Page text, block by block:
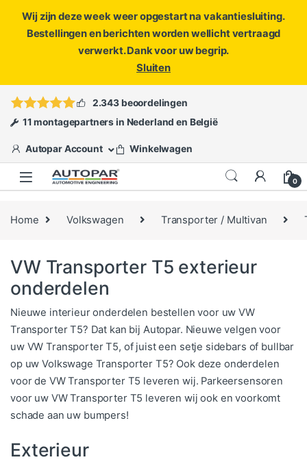
Wij zijn deze week weer opgestart na vakantiesluiting.
Bestellingen en berichten worden wellicht vertraagd
verwerkt. Dank voor uw begrip.
Sluiten
ofopen een ticket
2.343 beoordelingen
11 montagepartners in Nederland en België
Autopar Account Winkelwagen
0
Home Volkswagen Transporter / Multivan
VW Transporter T5 exterieur
onderdelen
Nieuwe interieur onderdelen bestellen voor uw VW
Transporter T5? Dat kan bij Autopar. Nieuwe velgen voor
uw VW Transporter T5, of juist een setje sidebars of bullbar
op uw Volkswage Transporter T5? Ook deze onderdelen
voor de VW Transporter T5 leveren wij. Parkeersensoren
voor uw VW Transporter T5 leveren wij ook en voorkomt
schade aan uw bumpers!
Exterieur